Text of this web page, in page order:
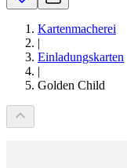
Kartenmacherei
|
Einladungskarten
|
Golden Child